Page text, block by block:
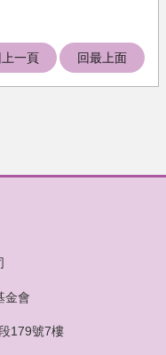
上一頁 回最上面
金會
179號7樓